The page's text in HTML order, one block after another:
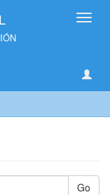
Go